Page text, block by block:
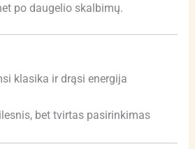
po daugelio skalbimų.
klasika ir drąsi energija
bet tvirtas pasirinkimas